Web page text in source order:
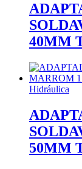
40MM
Hidráulica
50MM